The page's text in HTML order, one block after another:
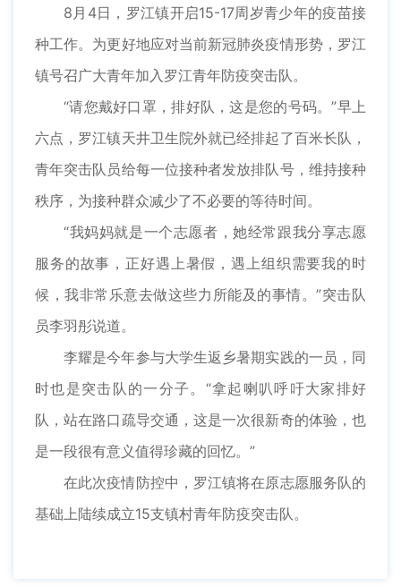
8月4日，罗江镇开启15-17周岁青少年的疫苗接
种工作。为更好地应对当前新冠肺炎疫情形势，罗江
镇号召广大青年加入罗江青年防疫突击队。
“请您戴好口罩，排好队，这是您的号码。”早上
六点，罗江镇天井卫生院外就已经排起了百米长队，
青年突击队员给每一位接种者发放排队号，维持接种
秩序，为接种群众减少了不必要的等待时间。
“我妈妈就是一个志愿者，她经常跟我分享志愿
服务的故事，正好遇上暑假，遇上组织需要我的时
候，我非常乐意去做这些力所能及的事情。”突击队
员李羽彤说道。
李耀是今年参与大学生返乡暑期实践的一员，同
时也是突击队的一分子。“拿起喇叭呼吁大家排好
队，站在路口疏导交通，这是一次很新奇的体验，也
是一段很有意义值得珍藏的回忆。”
在此次疫情防控中，罗江镇将在原志愿服务队的
基础上陆续成立15支镇村青年防疫突击队。